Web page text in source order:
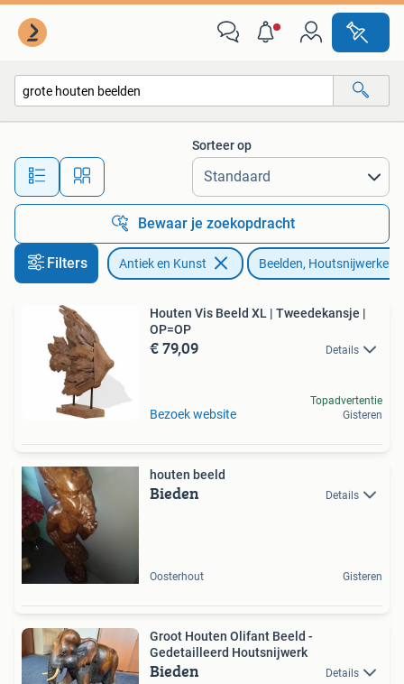
Alle afstanden…
Sorteer op
Bewaar je zoekopdracht
Filters Antiek en Kunst Beelden, Houtsnijwerken
Houten Vis Beeld XL | Tweedekansje |
OP=OP
€ 79,09 Details
Bezoek website
Topadvertentie
Gisteren
houten beeld
Bieden Details
Oosterhout Gisteren
Groot Houten Olifant Beeld -
Gedetailleerd Houtsnijwerk
Bieden Details